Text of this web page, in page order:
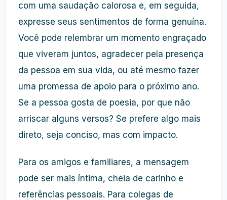
com uma saudação calorosa e, em seguida,
expresse seus sentimentos de forma genuína.
Você pode relembrar um momento engraçado
que viveram juntos, agradecer pela presença
da pessoa em sua vida, ou até mesmo fazer
uma promessa de apoio para o próximo ano.
Se a pessoa gosta de poesia, por que não
arriscar alguns versos? Se prefere algo mais
direto, seja conciso, mas com impacto.
Para os amigos e familiares, a mensagem
pode ser mais íntima, cheia de carinho e
referências pessoais. Para colegas de